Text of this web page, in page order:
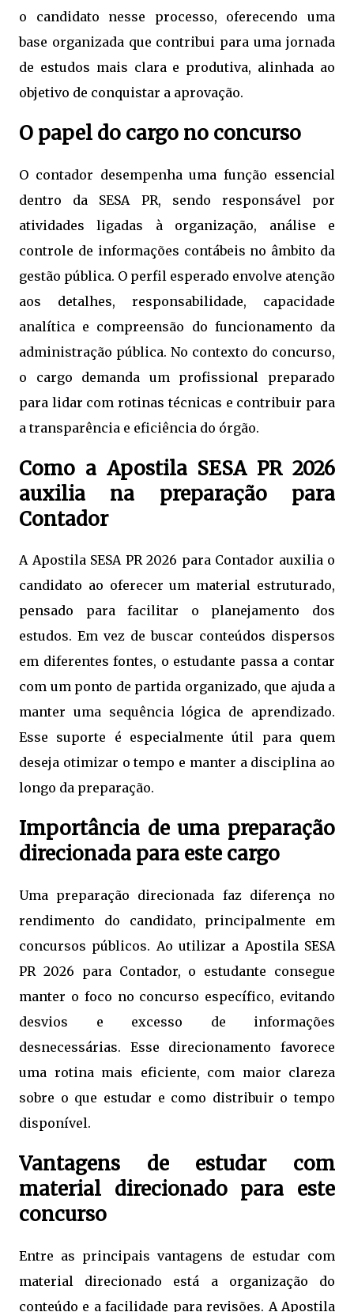
o candidato nesse processo, oferecendo uma
base organizada que contribui para uma jornada
de estudos mais clara e produtiva, alinhada ao
objetivo de conquistar a aprovação.
O papel do cargo no concurso
O contador desempenha uma função essencial
dentro da SESA PR, sendo responsável por
atividades ligadas à organização, análise e
controle de informações contábeis no âmbito da
gestão pública. O perfil esperado envolve atenção
aos detalhes, responsabilidade, capacidade
analítica e compreensão do funcionamento da
administração pública. No contexto do concurso,
o cargo demanda um profissional preparado
para lidar com rotinas técnicas e contribuir para
a transparência e eficiência do órgão.
Como a Apostila SESA PR 2026
auxilia na preparação para
Contador
A Apostila SESA PR 2026 para Contador auxilia o
candidato ao oferecer um material estruturado,
pensado para facilitar o planejamento dos
estudos. Em vez de buscar conteúdos dispersos
em diferentes fontes, o estudante passa a contar
com um ponto de partida organizado, que ajuda a
manter uma sequência lógica de aprendizado.
Esse suporte é especialmente útil para quem
deseja otimizar o tempo e manter a disciplina ao
longo da preparação.
Importância de uma preparação
direcionada para este cargo
Uma preparação direcionada faz diferença no
rendimento do candidato, principalmente em
concursos públicos. Ao utilizar a Apostila SESA
PR 2026 para Contador, o estudante consegue
manter o foco no concurso específico, evitando
desvios e excesso de informações
desnecessárias. Esse direcionamento favorece
uma rotina mais eficiente, com maior clareza
sobre o que estudar e como distribuir o tempo
disponível.
Vantagens de estudar com
material direcionado para este
concurso
Entre as principais vantagens de estudar com
material direcionado está a organização do
conteúdo e a facilidade para revisões. A Apostila